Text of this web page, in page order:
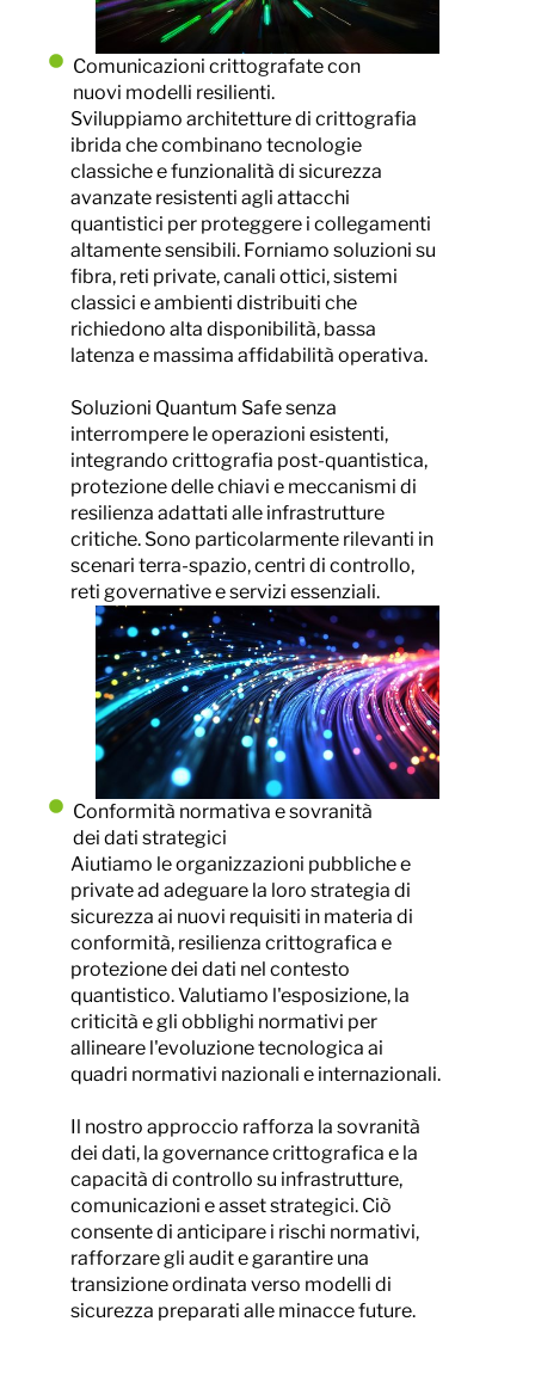
Comunicazioni crittografate con
nuovi modelli resilienti.
Sviluppiamo architetture di crittografia
ibrida che combinano tecnologie
classiche e funzionalità di sicurezza
avanzate resistenti agli attacchi
quantistici per proteggere i collegamenti
altamente sensibili. Forniamo soluzioni su
fibra, reti private, canali ottici, sistemi
classici e ambienti distribuiti che
richiedono alta disponibilità, bassa
latenza e massima affidabilità operativa.
Soluzioni Quantum Safe senza
interrompere le operazioni esistenti,
integrando crittografia post-quantistica,
protezione delle chiavi e meccanismi di
resilienza adattati alle infrastrutture
critiche. Sono particolarmente rilevanti in
scenari terra-spazio, centri di controllo,
reti governative e servizi essenziali.
Conformità normativa e sovranità
dei dati strategici
Aiutiamo le organizzazioni pubbliche e
private ad adeguare la loro strategia di
sicurezza ai nuovi requisiti in materia di
conformità, resilienza crittografica e
protezione dei dati nel contesto
quantistico. Valutiamo l'esposizione, la
criticità e gli obblighi normativi per
allineare l'evoluzione tecnologica ai
quadri normativi nazionali e internazionali.
Il nostro approccio rafforza la sovranità
dei dati, la governance crittografica e la
capacità di controllo su infrastrutture,
comunicazioni e asset strategici. Ciò
consente di anticipare i rischi normativi,
rafforzare gli audit e garantire una
transizione ordinata verso modelli di
sicurezza preparati alle minacce future.